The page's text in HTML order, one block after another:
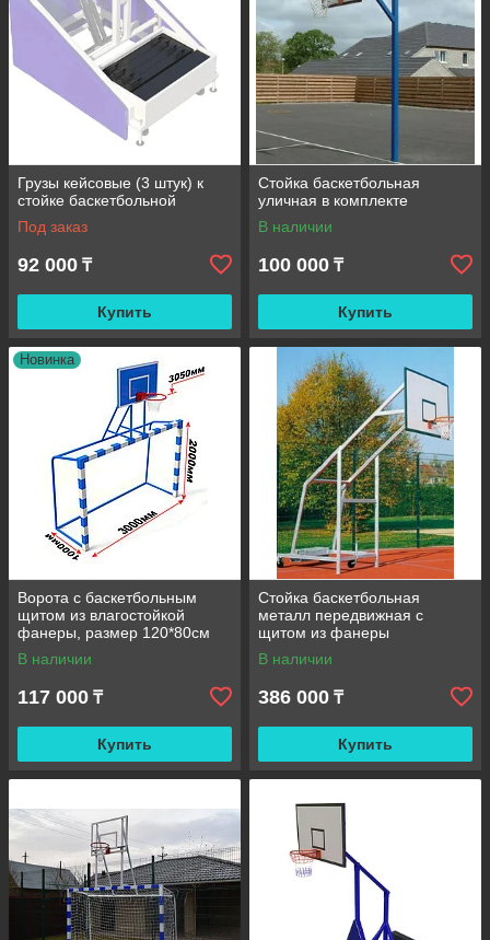
Грузы кейсовые (3 штук) к
стойке баскетбольной
Под заказ
92 000 ₸
Купить
Стойка баскетбольная
уличная в комплекте
В наличии
100 000 ₸
Купить
Новинка
Ворота с баскетбольным
щитом из влагостойкой
фанеры, размер 120*80см
В наличии
117 000 ₸
Купить
Стойка баскетбольная
металл передвижная с
щитом из фанеры
В наличии
386 000 ₸
Купить